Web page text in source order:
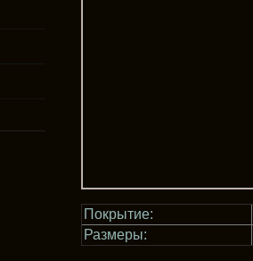
Покрытие:
Размеры: